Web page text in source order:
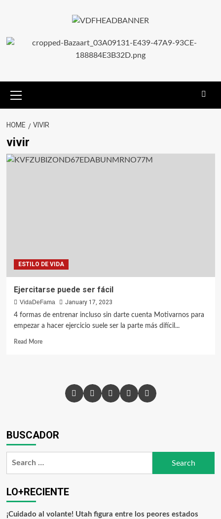
HOME VIVIR
vivir
ESTILO DE VIDA
Ejercitarse puede ser fácil
VidaDeFama
January 17, 2023
4 formas de entrenar incluso sin darte cuenta Motivarnos para
empezar a hacer ejercicio suele ser la parte más difícil...
Read More
BUSCADOR
LO+RECIENTE
¡Cuidado al volante! Utah figura entre los peores estados